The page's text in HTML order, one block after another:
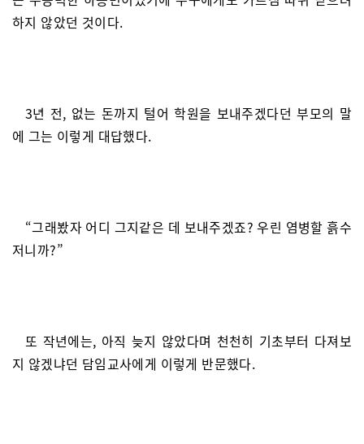
하지 않았던 것이다.
3년 전, 없는 돈까지 털어 학원을 보내주겠다던 부모의 말
에 그는 이렇게 대답했다.
“그래봤자 어디 그지같은 데 보내주겠죠? 우린 염병할 흙수
저니까?”
또 작년에는, 아직 늦지 않았다며 천천히 기초부터 다져보
지 않겠냐던 담임교사에게 이렇게 반문했다.